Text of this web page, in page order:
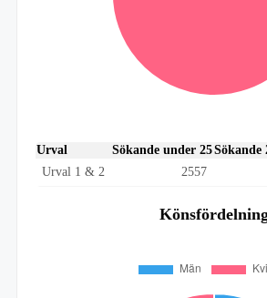
Urval Sökande under 25Sökande
Urval 1 & 2
2557